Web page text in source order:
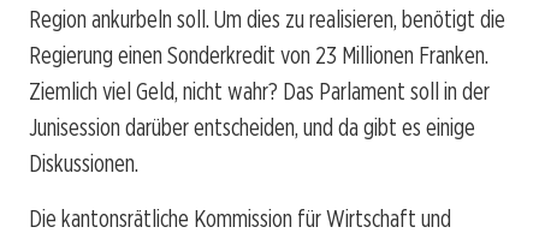
Region ankurbeln soll. Um dies zu realisieren, benötigt die
Regierung einen Sonderkredit von 23 Millionen Franken.
Ziemlich viel Geld, nicht wahr? Das Parlament soll in der
Junisession darüber entscheiden, und da gibt es einige
Diskussionen.
Die kantonsrätliche Kommission für Wirtschaft und